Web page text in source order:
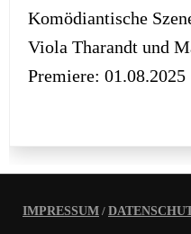
Komödiantische
Viola Tharandt und
Premiere: 01.08.2025
IMPRESSUM /